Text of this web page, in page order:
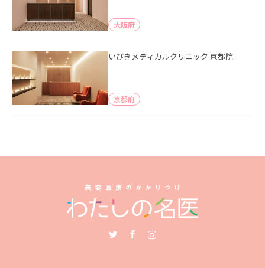
大阪府
いびきメディカルクリニック 京都院
京都府